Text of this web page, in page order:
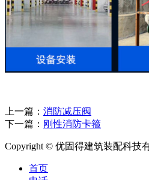
上一篇： 消防减压阀
下一篇： 刚性消防卡箍
Copyright © 优固得建筑装配科技
首页